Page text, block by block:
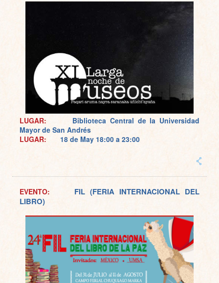
LUGAR: Biblioteca Central de la Universidad
Mayor de San Andrés
LUGAR: 18 de May 18:00 a 23:00
EVENTO: FIL (FERIA INTERNACIONAL DEL
LIBRO)